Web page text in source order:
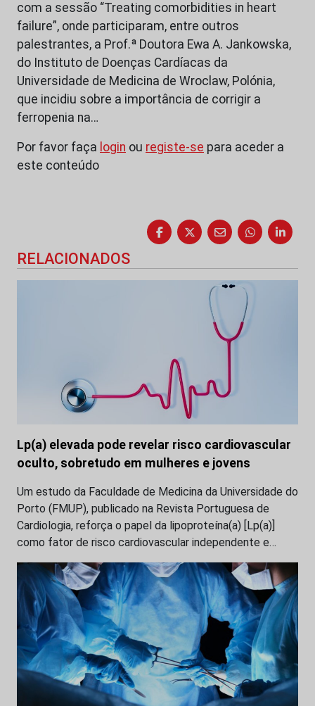
com a sessão “Treating comorbidities in heart
failure”, onde participaram, entre outros
palestrantes, a Prof.ª Doutora Ewa A. Jankowska,
do Instituto de Doenças Cardíacas da
Universidade de Medicina de Wroclaw, Polónia,
que incidiu sobre a importância de corrigir a
ferropenia na…
Por favor faça login ou registe-se para aceder a
este conteúdo
RELACIONADOS
Lp(a) elevada pode revelar risco cardiovascular
oculto, sobretudo em mulheres e jovens
Um estudo da Faculdade de Medicina da Universidade do
Porto (FMUP), publicado na Revista Portuguesa de
Cardiologia, reforça o papel da lipoproteína(a) [Lp(a)]
como fator de risco cardiovascular independente e…